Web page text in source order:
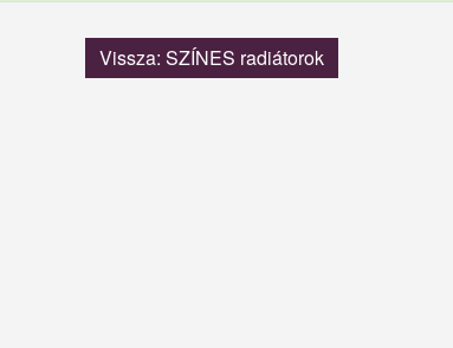
Vissza: SZÍNES radiátorok